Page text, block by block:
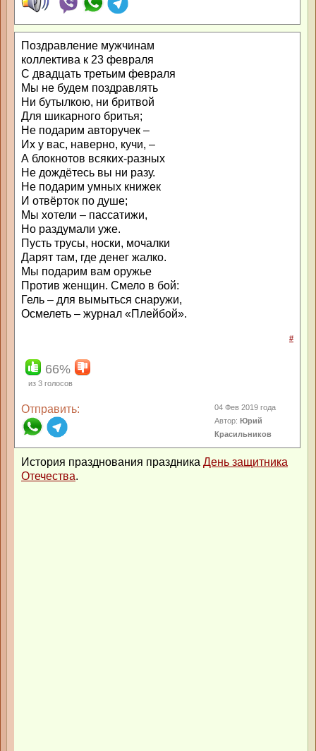
Поздравление мужчинам
коллектива к 23 февраля
С двадцать третьим февраля
Мы не будем поздравлять
Ни бутылкою, ни бритвой
Для шикарного бритья;
Не подарим авторучек ‒
Их у вас, наверно, кучи, ‒
А блокнотов всяких-разных
Не дождётесь вы ни разу.
Не подарим умных книжек
И отвёрток по душе;
Мы хотели ‒ пассатижи,
Но раздумали уже.
Пусть трусы, носки, мочалки
Дарят там, где денег жалко.
Мы подарим вам оружье
Против женщин. Смело в бой:
Гель ‒ для вымыться снаружи,
Осмелеть ‒ журнал «Плейбой».
#
66%
из 3 голосов
Отправить:
04 Фев 2019 года
Автор:Юрий
Красильников
История празднования праздника День защитника
Отечества.